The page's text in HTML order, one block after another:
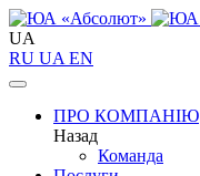
UA
RU UA EN
ПРО КОМПАНІЮ
Назад
Команда